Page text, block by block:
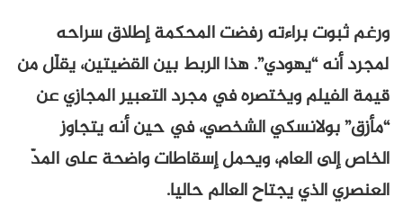
ورغم ثبوت براءته رفضت المحكمة إطلاق سراحه
لمجرد أنه “يهودي”. هذا الربط بين القضيتين، يقلّل من
قيمة الفيلم ويختصره في مجرد التعبير المجازي عن
“مأزق” بولانسكي الشخصي، في حين أنه يتجاوز
الخاص إلى العام، ويحمل إسقاطات واضحة على المدّ
العنصري الذي يجتاح العالم حاليا.